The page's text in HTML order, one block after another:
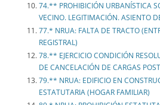
74.** PROHIBICIÓN URBANÍSTICA
VECINO. LEGITIMACIÓN. ASIENTO
77.* NRUA: FALTA DE TRACTO
REGISTRAL)
78.** EJERCICIO CONDICIÓN
DE CANCELACIÓN DE CARGAS
79.** NRUA: EDIFICIO EN
ESTATUTARIA (HOGAR FAMILIAR)